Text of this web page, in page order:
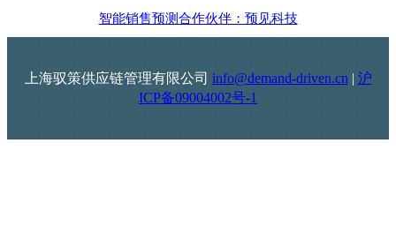
智能销售预测合作伙伴：预见科技
上海驭策供应链管理有限公司 info@demand-driven.cn | 沪
ICP备09004002号-1